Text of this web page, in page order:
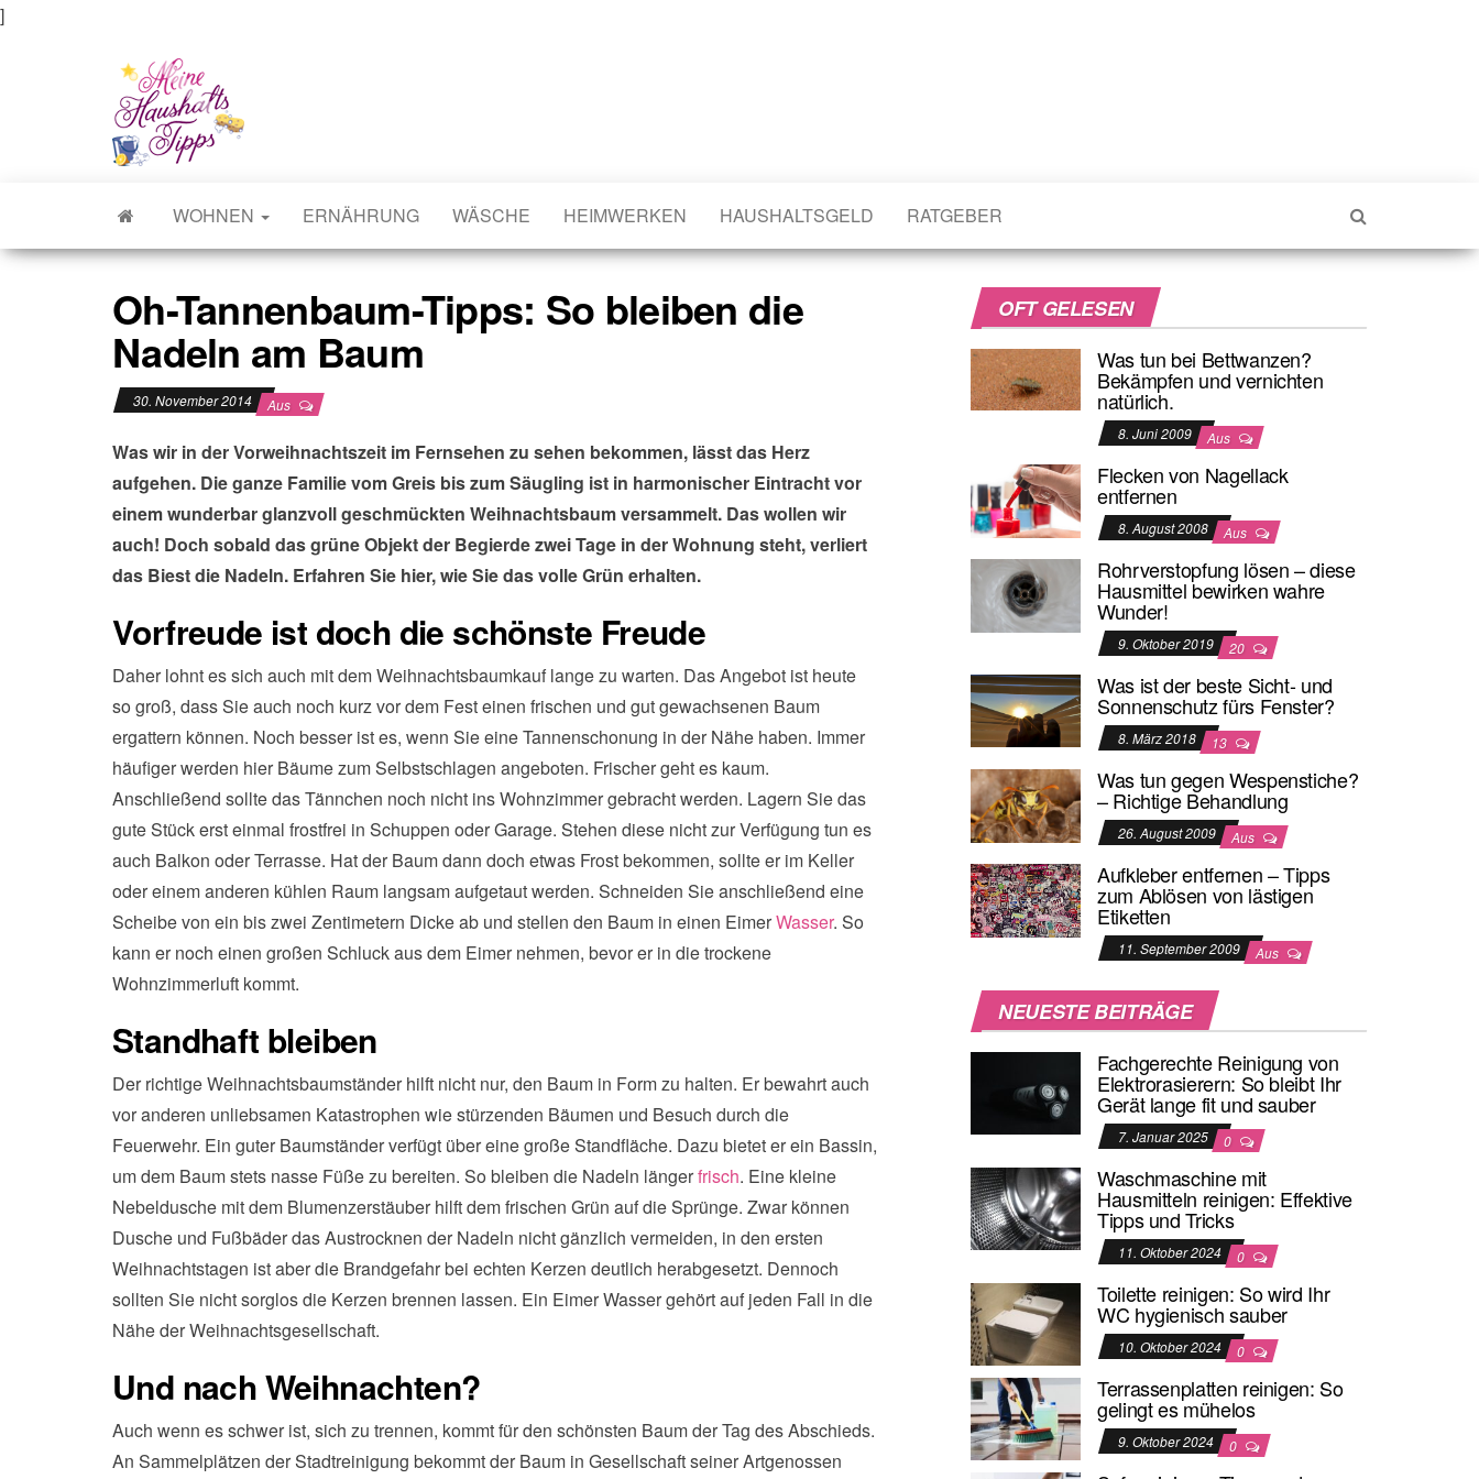
]
Meine Haushaltstipps
Das bisschen Haushalt . . .
WOHNEN ERNÄHRUNG WÄSCHE HEIMWERKEN HAUSHALTSGELD RATGEBER
Oh-Tannenbaum-Tipps: So bleiben die
Nadeln am Baum
30. November 2014 Aus
Was wir in der Vorweihnachtszeit im Fernsehen zu sehen bekommen, lässt das Herz
aufgehen. Die ganze Familie vom Greis bis zum Säugling ist in harmonischer Eintracht vor
einem wunderbar glanzvoll geschmückten Weihnachtsbaum versammelt. Das wollen wir
auch! Doch sobald das grüne Objekt der Begierde zwei Tage in der Wohnung steht, verliert
das Biest die Nadeln. Erfahren Sie hier, wie Sie das volle Grün erhalten.
Vorfreude ist doch die schönste Freude
Daher lohnt es sich auch mit dem Weihnachtsbaumkauf lange zu warten. Das Angebot ist heute
so groß, dass Sie auch noch kurz vor dem Fest einen frischen und gut gewachsenen Baum
ergattern können. Noch besser ist es, wenn Sie eine Tannenschonung in der Nähe haben. Immer
häufiger werden hier Bäume zum Selbstschlagen angeboten. Frischer geht es kaum.
Anschließend sollte das Tännchen noch nicht ins Wohnzimmer gebracht werden. Lagern Sie das
gute Stück erst einmal frostfrei in Schuppen oder Garage. Stehen diese nicht zur Verfügung tun es
auch Balkon oder Terrasse. Hat der Baum dann doch etwas Frost bekommen, sollte er im Keller
oder einem anderen kühlen Raum langsam aufgetaut werden. Schneiden Sie anschließend eine
Scheibe von ein bis zwei Zentimetern Dicke ab und stellen den Baum in einen EimerWasser. So
kann er noch einen großen Schluck aus dem Eimer nehmen, bevor er in die trockene
Wohnzimmerluft kommt.
Standhaft bleiben
Der richtige Weihnachtsbaumständer hilft nicht nur, den Baum in Form zu halten. Er bewahrt auch
vor anderen unliebsamen Katastrophen wie stürzenden Bäumen und Besuch durch die
Feuerwehr. Ein guter Baumständer verfügt über eine große Standfläche. Dazu bietet er ein Bassin,
um dem Baum stets nasse Füße zu bereiten. So bleiben die Nadeln längerfrisch. Eine kleine
Nebeldusche mit dem Blumenzerstäuber hilft dem frischen Grün auf die Sprünge. Zwar können
Dusche und Fußbäder das Austrocknen der Nadeln nicht gänzlich vermeiden, in den ersten
Weihnachtstagen ist aber die Brandgefahr bei echten Kerzen deutlich herabgesetzt. Dennoch
sollten Sie nicht sorglos die Kerzen brennen lassen. Ein Eimer Wasser gehört auf jeden Fall in die
Nähe der Weihnachtsgesellschaft.
Und nach Weihnachten?
Auch wenn es schwer ist, sich zu trennen, kommt für den schönsten Baum der Tag des Abschieds.
An Sammelplätzen der Stadtreinigung bekommt der Baum in Gesellschaft seiner Artgenossen
OFT GELESEN
Was tun bei Bettwanzen?
Bekämpfen und vernichten
natürlich.
8. Juni 2009 Aus
Flecken von Nagellack
entfernen
8. August 2008 Aus
Rohrverstopfung lösen – diese
Hausmittel bewirken wahre
Wunder!
9. Oktober 2019 20
Was ist der beste Sicht- und
Sonnenschutz fürs Fenster?
8. März 2018 13
Was tun gegen Wespenstiche?
– Richtige Behandlung
26. August 2009 Aus
Aufkleber entfernen – Tipps
zum Ablösen von lästigen
Etiketten
11. September 2009 Aus
NEUESTE BEITRÄGE
Fachgerechte Reinigung von
Elektrorasierern: So bleibt Ihr
Gerät lange fit und sauber
7. Januar 2025 0
Waschmaschine mit
Hausmitteln reinigen: Effektive
Tipps und Tricks
11. Oktober 2024 0
Toilette reinigen: So wird Ihr
WC hygienisch sauber
10. Oktober 2024 0
Terrassenplatten reinigen: So
gelingt es mühelos
9. Oktober 2024 0